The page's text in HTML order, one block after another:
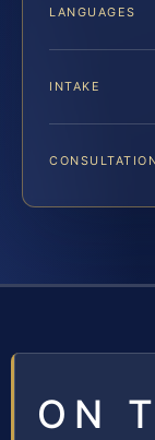
LANGUAGES
INTAKE
ON